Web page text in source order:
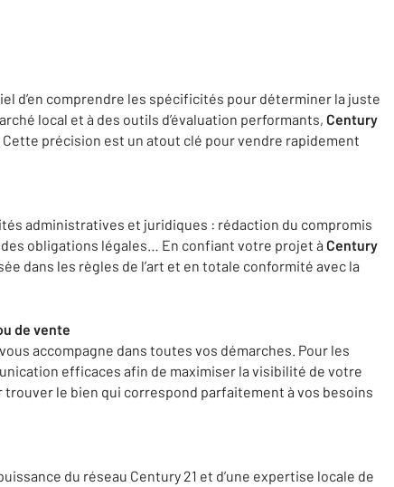
d’en comprendre les spécificités pour déterminer la juste
local et à des outils d’évaluation performants, Century
précision est un atout clé pour vendre rapidement
administratives et juridiques : rédaction du compromis
obligations légales… En confiant votre projet à Century
dans les règles de l’art et en totale conformité avec la
de vente
vous accompagne dans toutes vos démarches. Pour les
efficaces afin de maximiser la visibilité de votre
le bien qui correspond parfaitement à vos besoins
du réseau Century 21 et d’une expertise locale de